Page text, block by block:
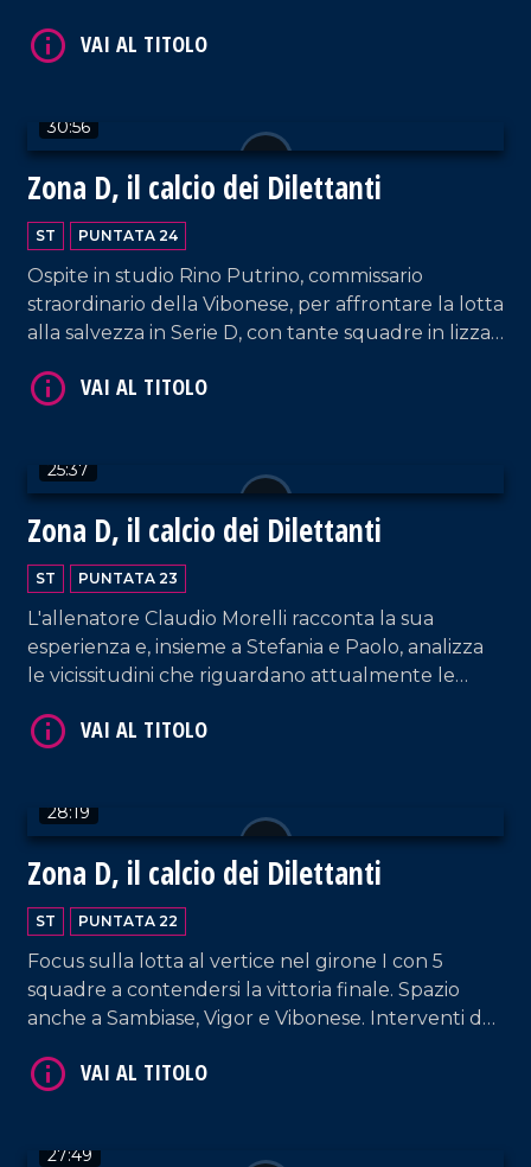
Vigor Lamezia e Vibonese. Spazio anche ai successi
30:56
Zona D, il calcio dei Dilettanti
ST PUNTATA 24
Ospite in studio Rino Putrino, commissario
straordinario della Vibonese, per affrontare la lotta
alla salvezza in Serie D, con tante squadre in lizza
della Reggina e al cammino di Sambiase e Vigor
25:37
Zona D, il calcio dei Dilettanti
ST PUNTATA 23
L'allenatore Claudio Morelli racconta la sua
esperienza e, insieme a Stefania e Paolo, analizza
le vicissitudini che riguardano attualmente le
28:19
Zona D, il calcio dei Dilettanti
ST PUNTATA 22
Focus sulla lotta al vertice nel girone I con 5
squadre a contendersi la vittoria finale. Spazio
anche a Sambiase, Vigor e Vibonese. Interventi da
Savoia, e di Antonio Pellicanò, calciatore della
27:49
VAI AL TITOLO
VAI AL TITOLO
VAI AL TITOLO